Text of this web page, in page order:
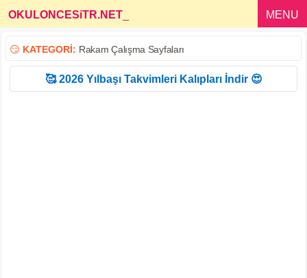
OKULONCESiTR.NET MENU
😏 KATEGORİ: Rakam Çalışma Sayfaları
🥰 2026 Yılbaşı Takvimleri Kalıpları İndir 😍